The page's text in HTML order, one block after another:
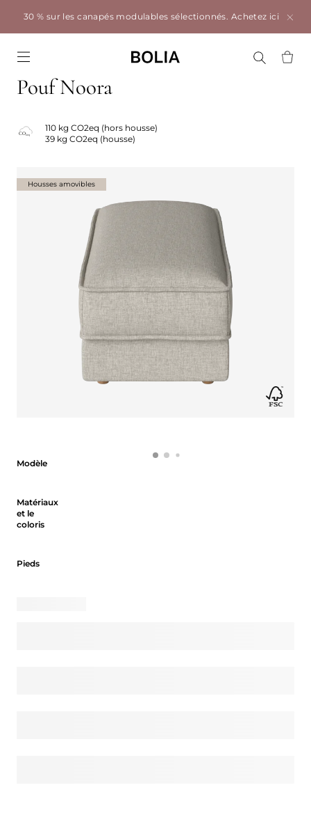
30 % sur les canapés modulables sélectionnés. Achetez ici
Pouf Noora
110 kg CO2eq (hors housse)
39 kg CO2eq (housse)
Modèle
Matériaux
et le
coloris
Pieds
Housses amovibles